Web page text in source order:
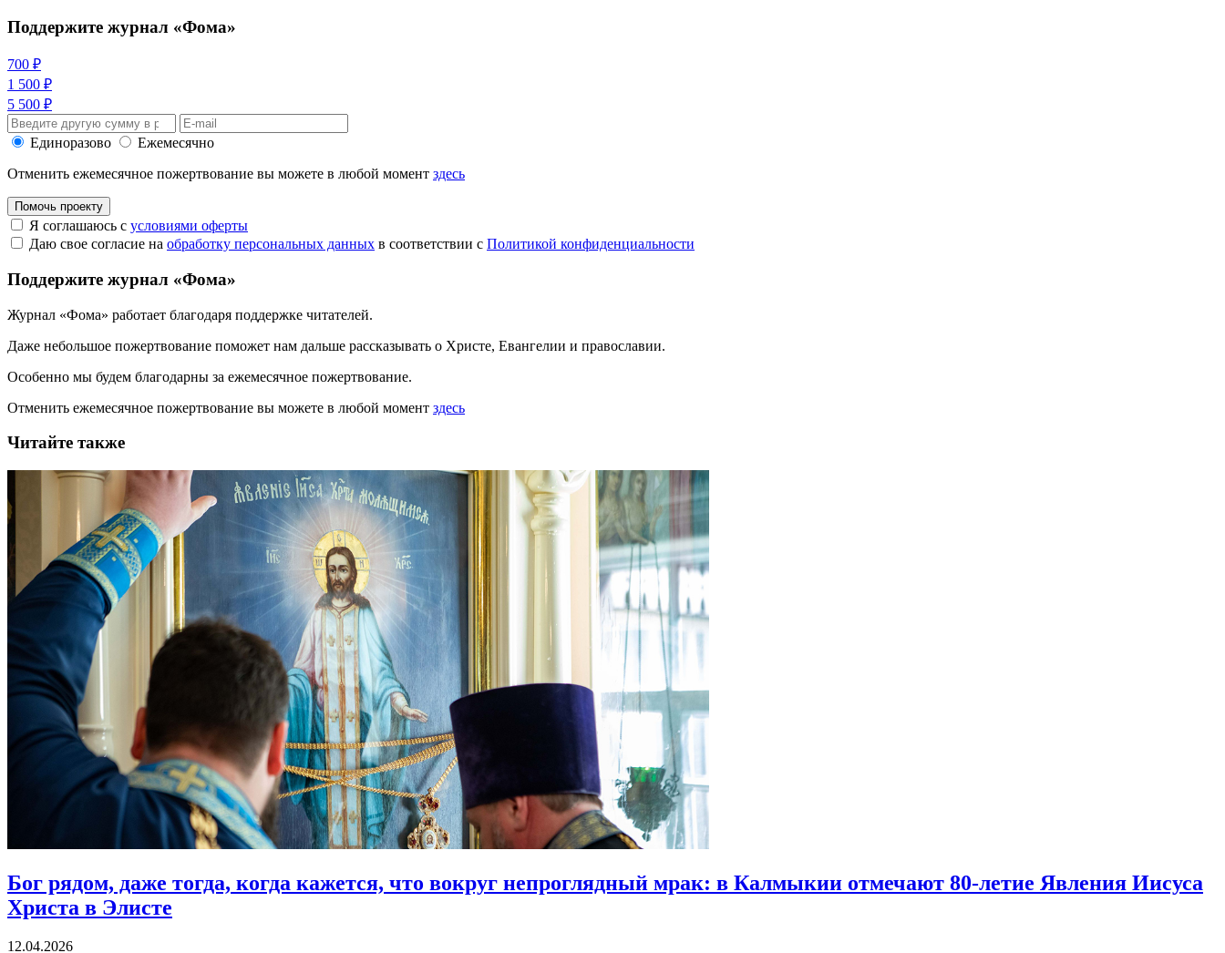
Поддержите журнал «Фома»
700 ₽
1 500 ₽
5 500 ₽
Единоразово
Ежемесячно
Отменить ежемесячное пожертвование вы можете в любой момент здесь
Помочь проекту
Я соглашаюсь с условиями оферты
Даю свое согласие на обработку персональных данных в соответствии с Политикой конфиденциальности
Поддержите журнал «Фома»
Журнал «Фома» работает благодаря поддержке читателей.
Даже небольшое пожертвование поможет нам дальше рассказывать о Христе, Евангелии и православии.
Особенно мы будем благодарны за ежемесячное пожертвование.
Отменить ежемесячное пожертвование вы можете в любой момент здесь
Читайте также
Бог рядом, даже тогда, когда кажется, что вокруг непроглядный мрак: в Калмыкии отмечают 80‑летие Явления Иисуса
Христа в Элисте
12.04.2026